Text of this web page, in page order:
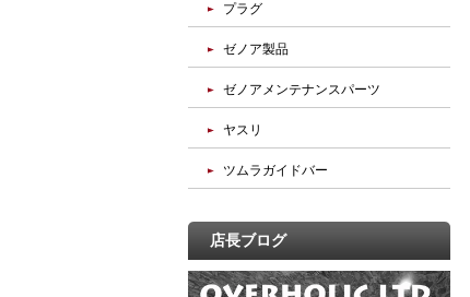
プラグ
ゼノア製品
ゼノアメンテナンスパーツ
ヤスリ
ツムラガイドバー
店長ブログ